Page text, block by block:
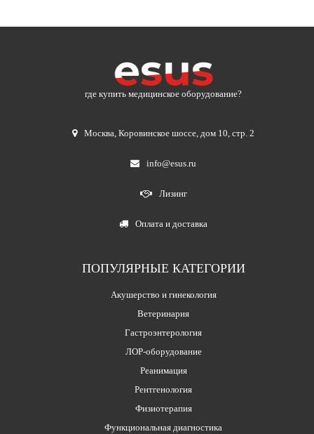
где купить медицинское оборудование?
Москва,Коровинское шоссе, дом 10, стр. 2
info@esus.ru
Лизинг
Оплата и доставка
ПОПУЛЯРНЫЕ КАТЕГОРИИ
Акушерство и гинекология
Ветеринария
Гастроэнтерология
ЛОР-оборудование
Реанимация
Рентгенология
Физиотерапия
Функциональная диагностика